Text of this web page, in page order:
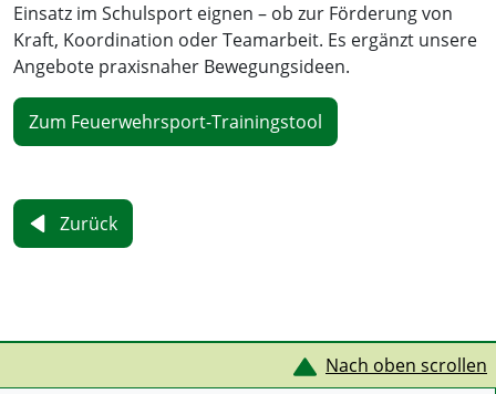
Einsatz im Schulsport eignen – ob zur Förderung von
Kraft, Koordination oder Teamarbeit. Es ergänzt unsere
Angebote praxisnaher Bewegungsideen.
Zum Feuerwehrsport-Trainingstool
Zurück
Service Informationen Nach oben scrollen